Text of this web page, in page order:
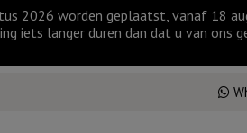
2026 worden geplaatst, vanaf 18
iets langer duren dan dat u van ons